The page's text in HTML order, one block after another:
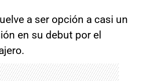
a ser opción a casi un
en su debut por el